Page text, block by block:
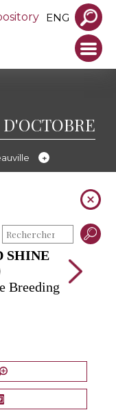
ENG
SHINE
Breeding